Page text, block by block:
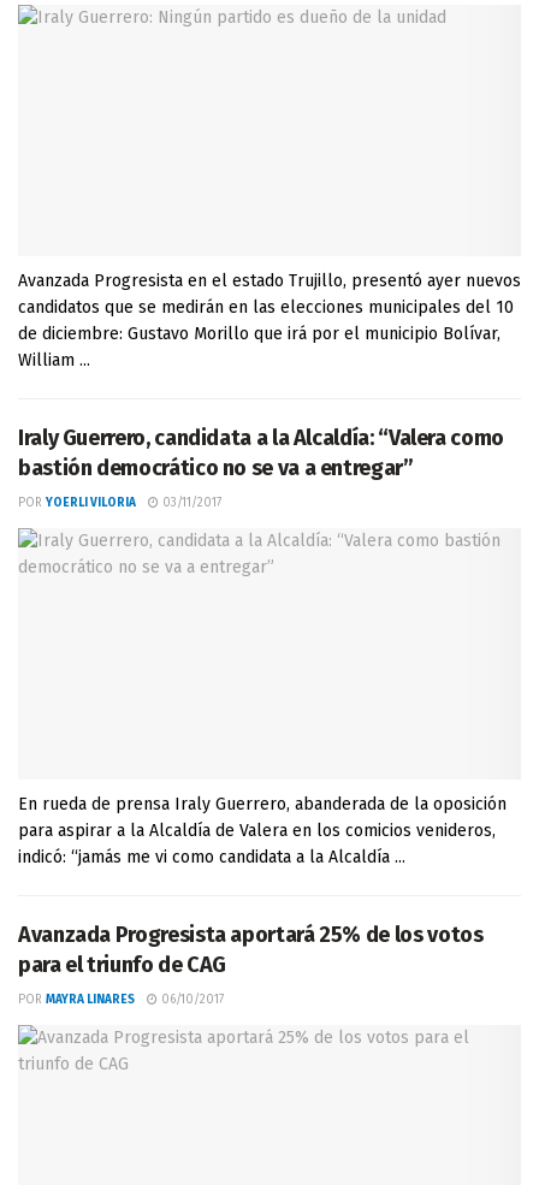
Avanzada Progresista en el estado Trujillo, presentó ayer nuevos
candidatos que se medirán en las elecciones municipales del 10
de diciembre: Gustavo Morillo que irá por el municipio Bolívar,
William ...
Iraly Guerrero, candidata a la Alcaldía: “Valera como
bastión democrático no se va a entregar”
POR YOERLI VILORIA 03/11/2017
En rueda de prensa Iraly Guerrero, abanderada de la oposición
para aspirar a la Alcaldía de Valera en los comicios venideros,
indicó: “jamás me vi como candidata a la Alcaldía ...
Avanzada Progresista aportará 25% de los votos
para el triunfo de CAG
POR MAYRA LINARES 06/10/2017